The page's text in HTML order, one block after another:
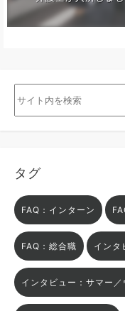
タグ
FAQ：インターン
FAQ：総合職 インタ
インタビュー：サマー